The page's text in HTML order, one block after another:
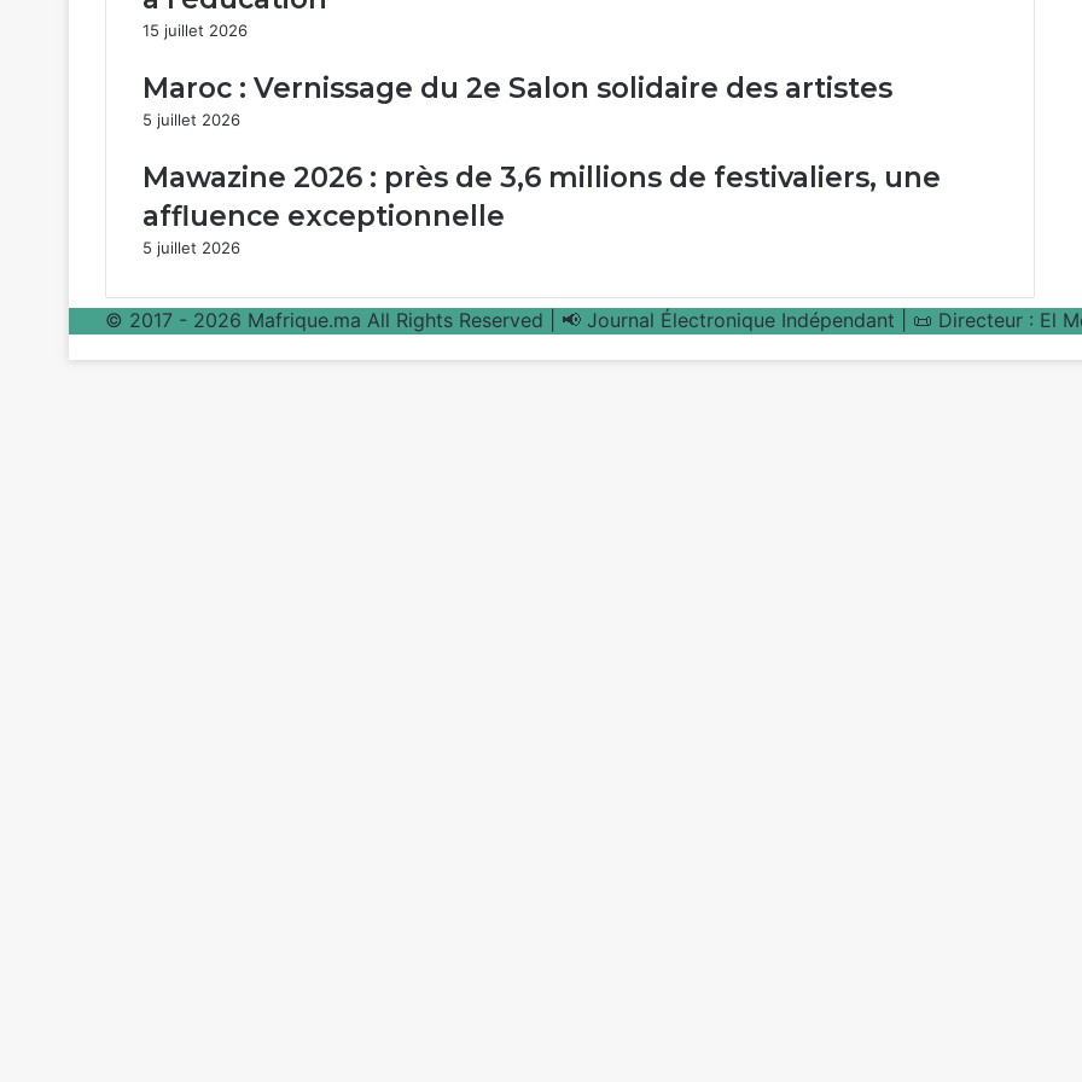
15 juillet 2026
Maroc : Vernissage du 2e Salon solidaire des artistes
5 juillet 2026
Mawazine 2026 : près de 3,6 millions de festivaliers, une
affluence exceptionnelle
5 juillet 2026
© 2017 - 2026 Mafrique.ma All Rights Reserved | 📢 Journal Électronique Indépendant | 📜 Directeur : El